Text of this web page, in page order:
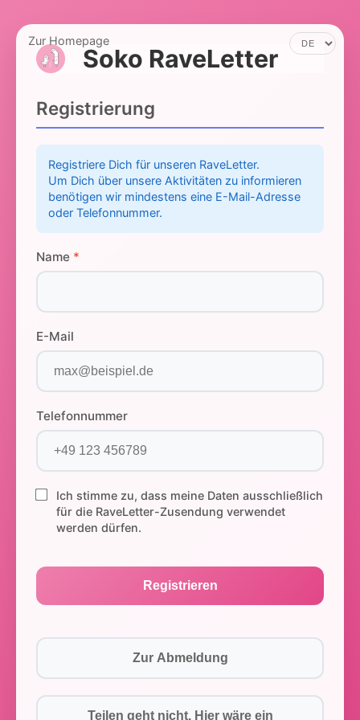
Zur Homepage
Soko RaveLetter
Registrierung
Registriere Dich für unseren RaveLetter.
Um Dich über unsere Aktivitäten zu informieren
benötigen wir mindestens eine E-Mail-Adresse
oder Telefonnummer.
Name *
E-Mail
Telefonnummer
Ich stimme zu, dass meine Daten ausschließlich
für die RaveLetter-Zusendung verwendet
werden dürfen.
Registrieren
Zur Abmeldung
Teilen geht nicht. Hier wäre ein